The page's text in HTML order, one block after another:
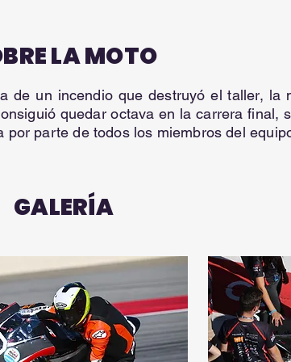
LA MOTO
de un incendio que destruyó el taller, la
quedar octava en la carrera final,
parte de todos los miembros del
GALERÍA